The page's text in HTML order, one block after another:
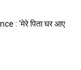
: ‘मेरे पिता घर आए